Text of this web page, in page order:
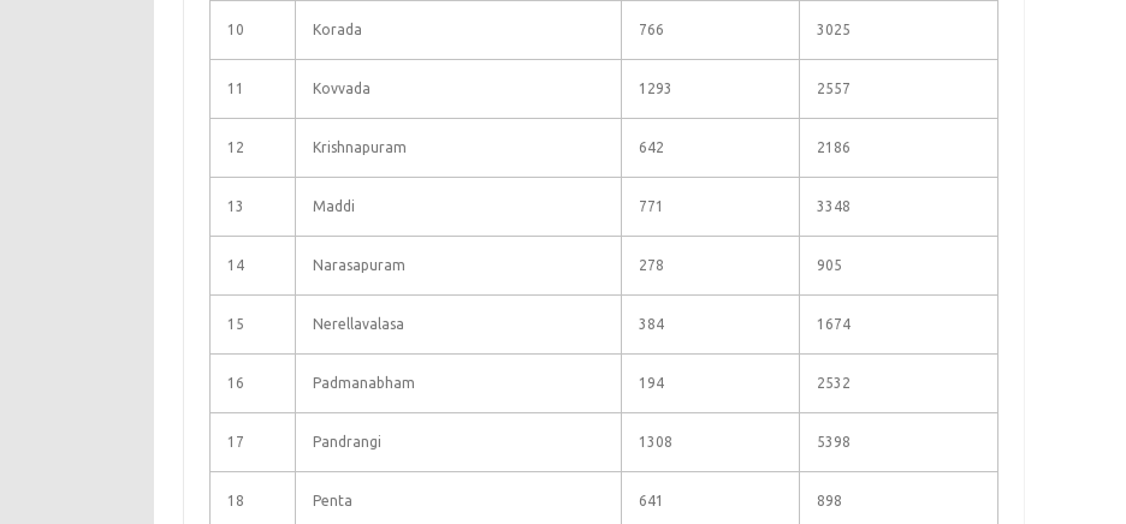
10 Korada 766 3025
11 Kovvada 1293 2557
12 Krishnapuram 642 2186
13 Maddi 771 3348
14 Narasapuram 278 905
15 Nerellavalasa 384 1674
16 Padmanabham 194 2532
17 Pandrangi 1308 5398
18 Penta 641 898